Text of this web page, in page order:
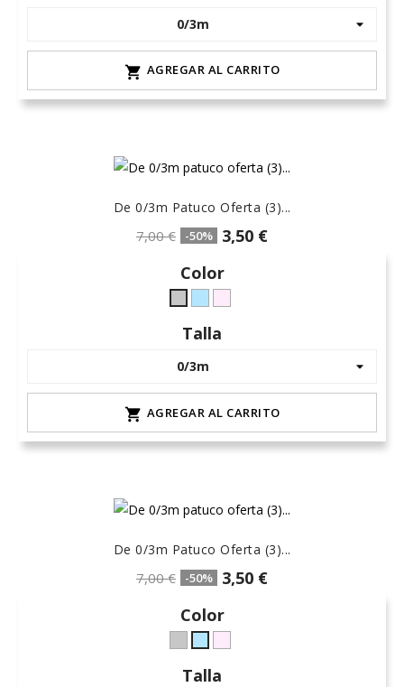
 AGREGAR AL CARRITO
De 0/3m Patuco Oferta (3)...
7,00 € -50%
3,50 €
Color
Gris
L-
hielo
Talla
 AGREGAR AL CARRITO
De 0/3m Patuco Oferta (3)...
7,00 € -50%
3,50 €
Color
Gris
L-
celeste-
hielo
rosa-
Talla